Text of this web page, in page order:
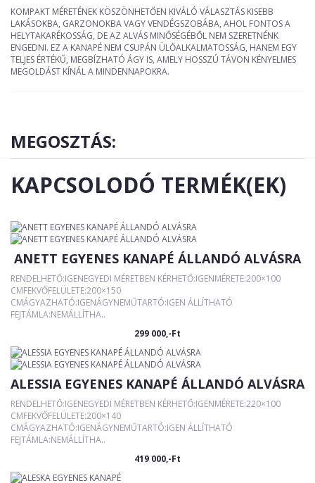
KOMPAKT MÉRETÉNEK KÖSZÖNHETŐEN KIVÁLÓ VÁLASZTÁS KISEBB
LAKÁSOKBA, GARZONOKBA VAGY VENDÉGSZOBÁBA, AHOL FONTOS A
HELYTAKARÉKOSSÁG, DE AZ ALVÁS MINŐSÉGÉBŐL NEM SZERETNÉNK
ENGEDNI. EZ A KANAPÉ NEM CSUPÁN ÜLŐALKALMATOSSÁG, HANEM EGY
TELJES ÉRTÉKŰ, MEGBÍZHATÓ ÁGY IS, AMELY HOSSZÚ TÁVON KÉNYELMES
MEGOLDÁST KÍNÁL A MINDENNAPOKRA.
MEGOSZTÁS:
KAPCSOLODÓ TERMÉK(EK)
ANETT EGYENES KANAPÉ ÁLLANDÓ ALVÁSRA
RENDELHETŐ:IGENEGYEDI MÉRETBEN KÉRHETŐ:IGENMÉRETE:200×100
CMFEKVŐFELÜLETE:200×150
CMÁGYAZHATÓ:IGENÁGYNEMŰTARTÓ:IGEN ÁLLÍTHATÓ
FEJTÁMLA:NEMÁLLÍTHA..
299 000,-Ft
ALESSIA EGYENES KANAPÉ ÁLLANDÓ ALVÁSRA
RENDELHETŐ:IGENEGYEDI MÉRETBEN KÉRHETŐ:IGENMÉRETE:220×100
CMFEKVŐFELÜLETE:200×140
CMÁGYAZHATÓ:IGENÁGYNEMŰTARTÓ:IGEN ÁLLÍTHATÓ
FEJTÁMLA:NEMÁLLÍTHA..
419 000,-Ft